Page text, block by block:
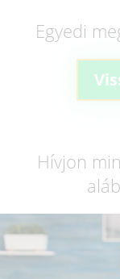
Egyedi
Hívjon